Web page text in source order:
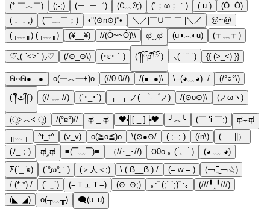
(* ￣︿￣)
(;-;) (ー_ー゛) (ꏿ﹏ꏿ;) (´；ω；｀) (.u.)
(Ò=Ó)
(．．;)
(￣﹏￣；) •°(⊙n⊙)°• ＼／|￣∪￣ ￣ |＼／
@~@
(╥﹏╥) (╥﹏╥)
(¥__¥) //(Ò~~Ó)\\ ಥ‿ಥ (u◑︿◐u) (〒﹏〒)
♡⃛◟( ˊ̱˂˃ˋ̱ )◞♡⃛ (/⊙_⊙\) (･ε･｀) (´༎ຶོρ༎ຶོ`) ⸜( ˙ ˘ ˙) {{ (>_<) }}
ᕱ⑅ᕱ● - ● o(一︿一+)o (//0-0//) /(●- ●)\ \--(◕﹏◕)--/ (/°○°\)
(´༎ຶٹ༎ຶ`) (//-﹏-//) (´･_･`) ┬─┬ ノ( ゜-゜ノ) /(⊙o⊙)\ (ノωヽ)
(ू˃̣̣̣̣̣̣︿˂̣̣̣̣̣̣ ू) /(°¤°)// ಥ _ ಥ 🖤╣[-_-]╠🖤 ╯︿╰ (￣ ‘i ￣;)
ಥ⌣ಥ
╥﹏╥
^t_t^ (v_v) o(≧o≦)o \(⊙●⊙/ ( ;--; ) (/n\)
(─.─||）
(ﾉ_；)
ಢ‸ಢ ≡(▔﹏▔)≡ （//･_･//) ౦0o ｡ (‾́。‾́ )
(◕ ﹏ ◕)
Σ(-᷅_-᷄๑)
(´°̥̥̥ω°̥̥̥｀) (＞人＜;) \ ( ẞ__ẞ ) / (= w = )
(￢︿̫￢☆)
/-(*-*)-/
(´..̫.`) (=ＴェＴ=) (⊙_⊙;) ｡:ﾟ(;´ `;)ﾟ:｡
(///╹‸╹///)
(◣_◢)
o(╥﹏╥) 🗨(u_u)